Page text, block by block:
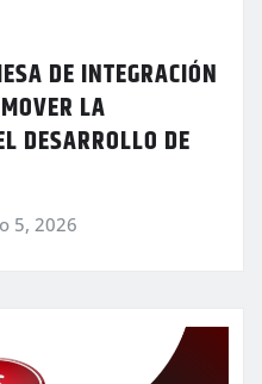
DE INTEGRACIÓN
LA
DESARROLLO DE
5, 2026